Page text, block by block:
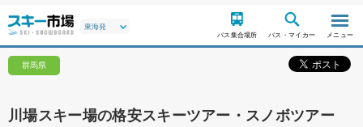
バス集合場所 バス・マイカー メニュー
群馬県
川場スキー場の格安スキーツアー・スノボツアー